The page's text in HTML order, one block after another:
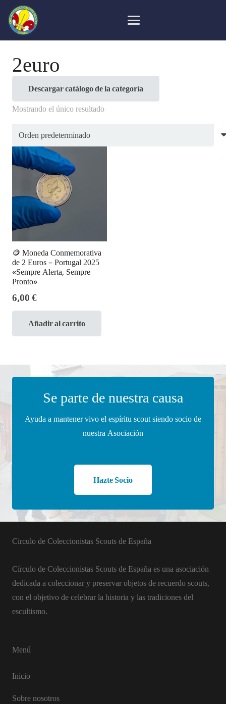
2euro
Descargar catálogo de la categoría
Mostrando el único resultado
🪙 Moneda Conmemorativa
de 2 Euros – Portugal 2025
«Sempre Alerta, Sempre
Pronto»
6,00€
Añadir al carrito
Se parte de nuestra causa
Ayuda a mantener vivo el espíritu scout siendo socio de
nuestra Asociación
Hazte Socio
Circulo de Coleccionistas Scouts de España
Círculo de Coleccionistas Scouts de España es una asociación
dedicada a coleccionar y preservar objetos de recuerdo scouts,
con el objetivo de celebrar la historia y las tradiciones del
escultismo.
Menú
Inicio
Sobre nosotros